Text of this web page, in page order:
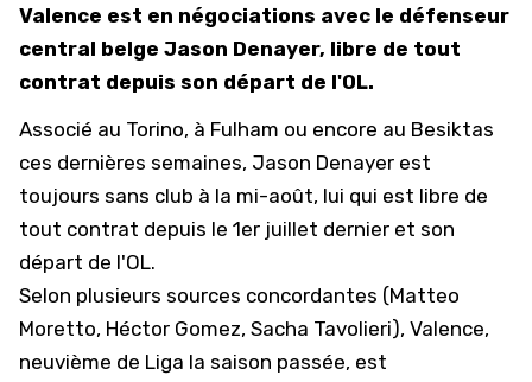
Valence est en négociations avec le défenseur
central belge Jason Denayer, libre de tout
contrat depuis son départ de l'OL.
Associé au Torino, à Fulham ou encore au Besiktas
ces dernières semaines, Jason Denayer est
toujours sans club à la mi-août, lui qui est libre de
tout contrat depuis le 1er juillet dernier et son
départ de l'OL.
Selon plusieurs sources concordantes (Matteo
Moretto, Héctor Gomez, Sacha Tavolieri), Valence,
neuvième de Liga la saison passée, est